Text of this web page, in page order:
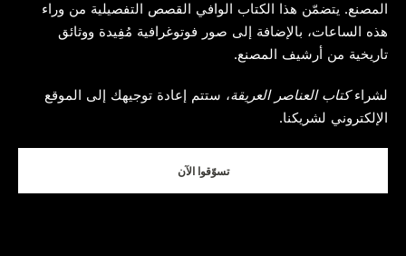
المصنع. يتضمّن هذا الكتاب الوافي القصص التفصيلية من وراء
هذه الساعات، بالإضافة إلى صور فوتوغرافية مُفِيدة ووثائق
تاريخية من أرشيف المصنع.
لشراءكتاب العناصر العريقة، ستتم إعادة توجيهك إلى الموقع
الإلكتروني لشريكنا.
تسوّقوا الآن